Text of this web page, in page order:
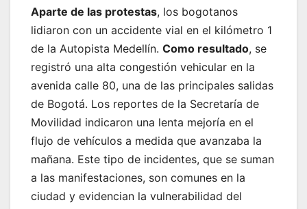
Aparte de las protestas, los bogotanos
lidiaron con un accidente vial en el kilómetro 1
de la Autopista Medellín. Como resultado, se
registró una alta congestión vehicular en la
avenida calle 80, una de las principales salidas
de Bogotá. Los reportes de la Secretaría de
Movilidad indicaron una lenta mejoría en el
flujo de vehículos a medida que avanzaba la
mañana. Este tipo de incidentes, que se suman
a las manifestaciones, son comunes en la
ciudad y evidencian la vulnerabilidad del